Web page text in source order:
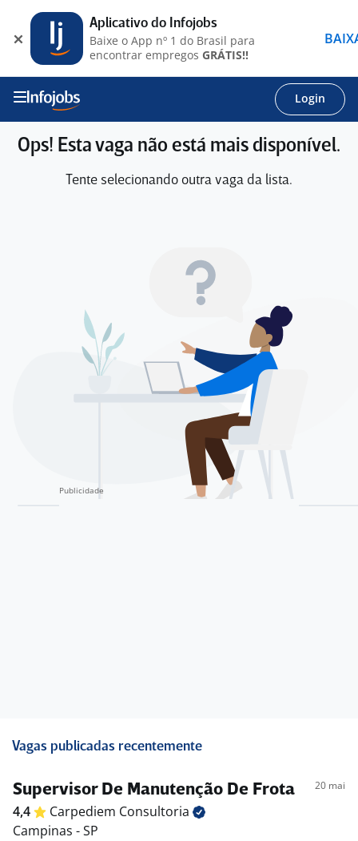
Login
Ops! Esta vaga não está mais disponível.
Tente selecionando outra vaga da lista.
Vagas publicadas recentemente
Supervisor De Manutenção De Frota 20 mai
4,4 Carpediem Consultoria
Campinas - SP
Aplicativo do Infojobs
Baixe o App nº 1 do Brasil para
encontrar empregos GRÁTIS!!